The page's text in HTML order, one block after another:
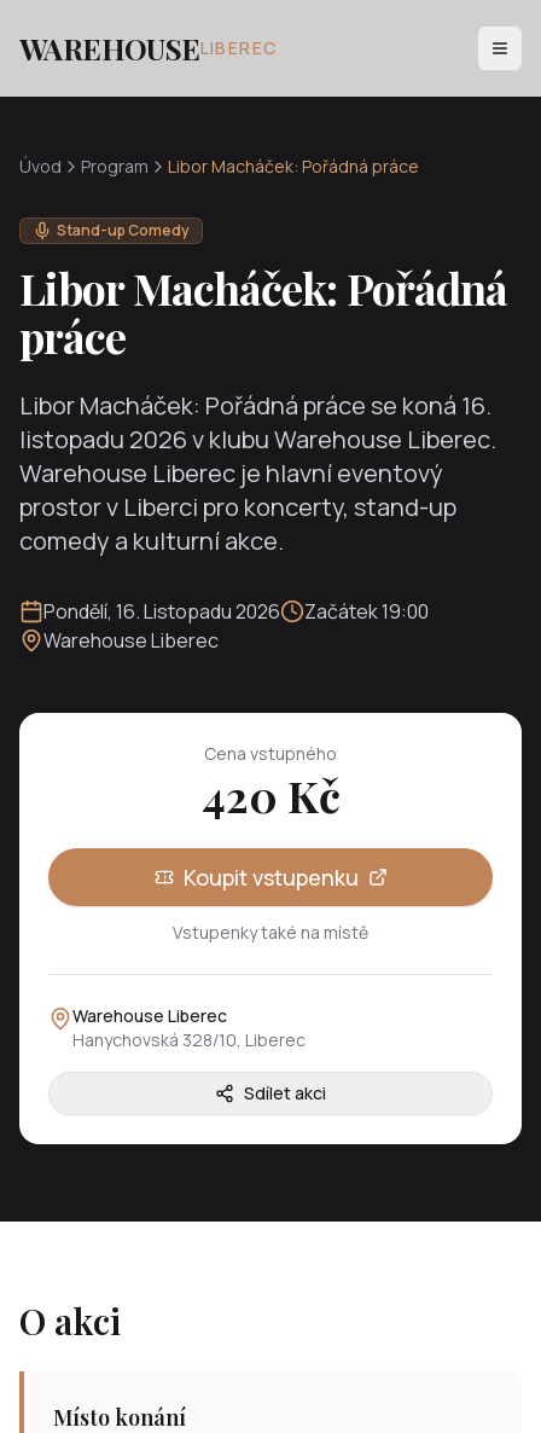
WAREHOUSELIBEREC
Úvod Program Libor Macháček: Pořádná práce
Stand-up Comedy
Libor Macháček: Pořádná
práce
Libor Macháček: Pořádná práce se koná 16.
listopadu 2026v klubu Warehouse Liberec.
Warehouse Liberec je hlavní eventový
prostor v Liberci pro koncerty, stand-up
comedy a kulturní akce.
Pondělí, 16. Listopadu 2026 Začátek19:00
Warehouse Liberec
Cena vstupného
420 Kč
Koupit vstupenku
Vstupenky také na místě
Warehouse Liberec
Hanychovská 328/10, Liberec
Sdílet akci
O akci
Místo konání